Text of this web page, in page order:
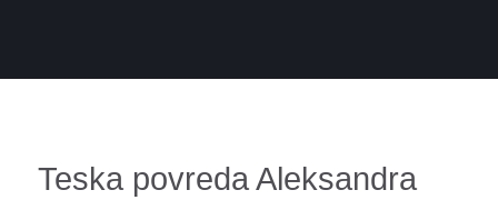
Teska povreda Aleksandra